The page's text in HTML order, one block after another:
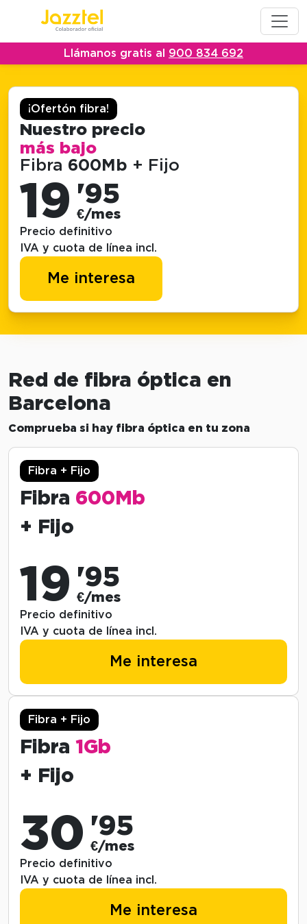
Llámanos gratis al 900 834 692
¡Ofertón fibra!
Nuestro precio
más bajo
Fibra 600Mb + Fijo
19 '95
€/mes
Precio definitivo
IVA y cuota de línea incl.
Me interesa
Red de fibra óptica en
Barcelona
Comprueba si hay fibra óptica en tu zona
Fibra + Fijo
Fibra 600Mb
+ Fijo
19 '95
€/mes
Precio definitivo
IVA y cuota de línea incl.
Me interesa
Fibra + Fijo
Fibra 1Gb
+ Fijo
30 '95
€/mes
Precio definitivo
IVA y cuota de línea incl.
Me interesa